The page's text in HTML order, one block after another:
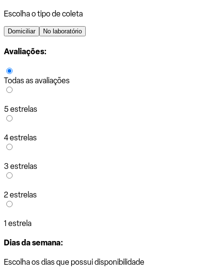
Escolha o tipo de coleta
Domiciliar No laboratório
Avaliações:
Todas as avaliações
5 estrelas
4 estrelas
3 estrelas
2 estrelas
1 estrela
Dias da semana:
Escolha os dias que possui disponibilidade